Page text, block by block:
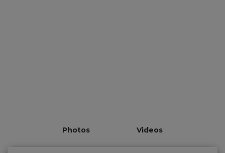
Photos Videos